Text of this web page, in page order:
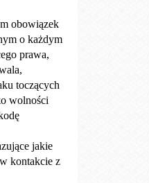
obowiązek
o każdym
prawa,
toczących
wolności
jakie
kontakcie z